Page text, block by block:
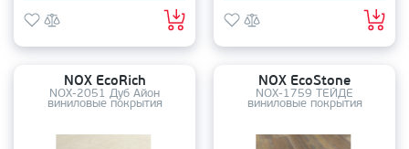
NOX EcoRich
NOX-2051 Дуб Айон
виниловые покрытия
NOX EcoStone
NOX-1759 ТЕЙДЕ
виниловые покрытия